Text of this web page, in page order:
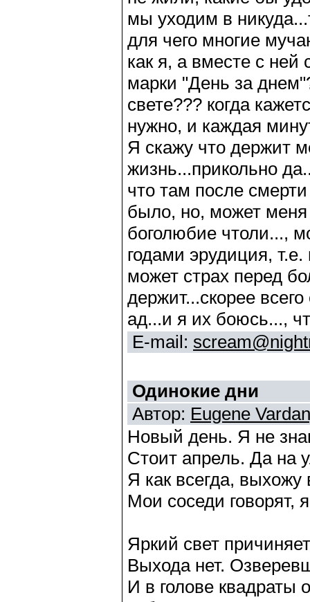
мы уходим в
для чего многие
как я, а вместе с
марки "День за
свете??? когда
нужно, и каждая
Я скажу что держит
жизнь...прикольно
что там после
было, но, может меня
боголюбие чтоли...,
годами эрудиция,
может страх перед
держит...скорее
ад...и я их боюсь...,
E-mail:
Одинокие дни
Автор: Eugene
Новый день. Я не
Стоит апрель. Да на
Я как всегда, выхожу
Мои соседи говорят,
Яркий свет
Выхода нет.
И в голове квадраты